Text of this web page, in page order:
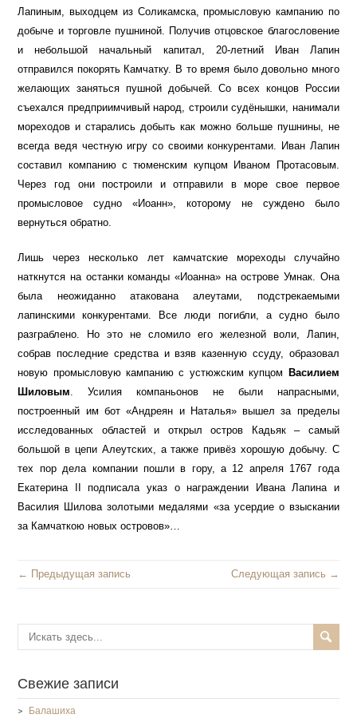
Лапиным, выходцем из Соликамска, промысловую кампанию по
добыче и торговле пушниной. Получив отцовское благословение
и небольшой начальный капитал, 20-летний Иван Лапин
отправился покорять Камчатку. В то время было довольно много
желающих заняться пушной добычей. Со всех концов России
съехался предприимчивый народ, строили судёнышки, нанимали
мореходов и старались добыть как можно больше пушнины, не
всегда ведя честную игру со своими конкурентами. Иван Лапин
составил компанию с тюменским купцом Иваном Протасовым.
Через год они построили и отправили в море свое первое
промысловое судно «Иоанн», которому не суждено было
вернуться обратно.
Лишь через несколько лет камчатские мореходы случайно
наткнутся на останки команды «Иоанна» на острове Умнак. Она
была неожиданно атакована алеутами, подстрекаемыми
лапинскими конкурентами. Все люди погибли, а судно было
разграблено. Но это не сломило его железной воли, Лапин,
собрав последние средства и взяв казенную ссуду, образовал
новую промысловую кампанию с устюжским купцом
Василием
Шиловым. Усилия компаньонов не были напрасными,
построенный им бот «Андреян и Наталья» вышел за пределы
исследованных областей и открыл остров Кадьяк – самый
большой в цепи Алеутских, а также привёз хорошую добычу. С
тех пор дела компании пошли в гору, а 12 апреля 1767 года
Екатерина II подписала указ о награждении Ивана Лапина и
Василия Шилова золотыми медалями «за усердие о взыскании
за Камчаткою новых островов»…
← Предыдущая запись Следующая запись →
Свежие записи
Балашиха